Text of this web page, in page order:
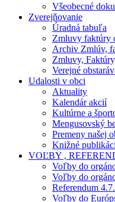
Všeobecné
Zverejňovanie
Úradná tabuľa
Zmluvy faktúry
Archiv Zmlúv,
Zmluvy,
Verejné
Udalosti v obci
Aktuality
Kalendár akcií
Kultúrne a
Mengusovský
Premeny našej
Knižné
VOĽBY ,
Voľby do
Voľby do
Referendum
Voľby do